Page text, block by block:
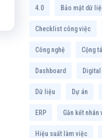
4.0 Bảo mật dữ
Checklist công việc
Công nghệ Cộng
Dashboard
Dữ liệu Dự án
ERP Gắn kết nhân
Hiệu suất làm việc